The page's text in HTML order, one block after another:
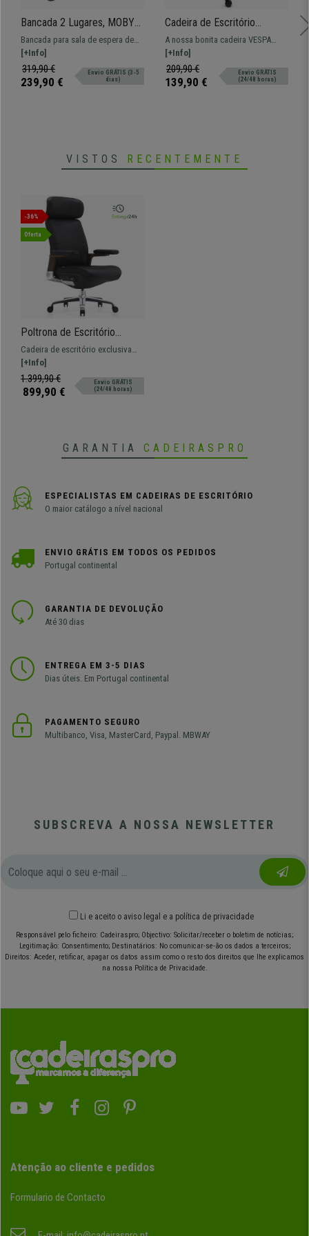
Bancada 2 Lugares, MOBY
BASE, Estructura Metálica,
Em Tecido, Cor Azul
Bancada para sala de espera de
108x50 cm com estructura
metálica e assentos em plástico.
Muito resistente, grande
[+Info]
319,90 €
239,90 €
Envio GRÁTIS (3-5
dias)
Cadeira de Escritório
VESPA, Apoio Lombar,
Apoio de Braços Ajustáveis,
Comoda e Bonita, em Pano,
em Preto
A nossa bonita cadeira VESPA
apresenta um design
arredondado, oferecendo o
conforto que o seu design
[+Info]
209,90 €
139,90 €
Envio GRÁTIS
(24/48 horas)
VISTOS RECENTEMENTE
-36%
Oferta
Poltrona de Escritório
SOPRANO, Acabamentos
em Madeira, Luxo e
Exclusividade, 100% Couro
Genuíno, Preto
Cadeira de escritório exclusiva
com inserções em madeira de
freixo e estofo em pele 100%
natural.
[+Info]
1.399,90 €
899,90 €
Envio GRÁTIS
(24/48 horas)
GARANTIA CADEIRASPRO
ESPECIALISTAS EM CADEIRAS DE ESCRITÓRIO
O maior catálogo a nível nacional
ENVIO GRÁTIS EM TODOS OS PEDIDOS
Portugal continental
GARANTIA DE DEVOLUÇÃO
Até 30 dias
ENTREGA EM 3-5 DIAS
Dias úteis. Em Portugal continental
PAGAMENTO SEGURO
Multibanco, Visa, MasterCard, Paypal. MBWAY
SUBSCREVA A NOSSA NEWSLETTER
Li e aceito o aviso legal e a política de privacidade
Responsável pelo ficheiro: Cadeiraspro; Objectivo: Solicitar/receber o boletim de notícias;
Legitimação: Consentimento; Destinatários: No comunicar-se-ão os dados a terceiros;
Direitos: Aceder, retificar, apagar os datos assim como o resto dos direitos que lhe explicamos
na nossa Política de Privacidade.
Atenção ao cliente e pedidos
Formulario de Contacto